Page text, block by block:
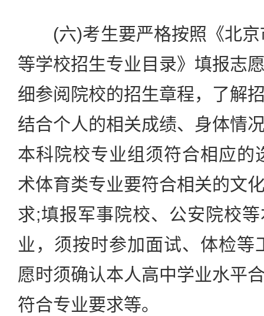
(六)考生要严格按照《北京
等学校招生专业目录》填报志
细参阅院校的招生章程，了解
结合个人的相关成绩、身体情
本科院校专业组须符合相应的
术体育类专业要符合相关的文
求;填报军事院校、公安院校
业，须按时参加面试、体检等
愿时须确认本人高中学业水平
符合专业要求等。